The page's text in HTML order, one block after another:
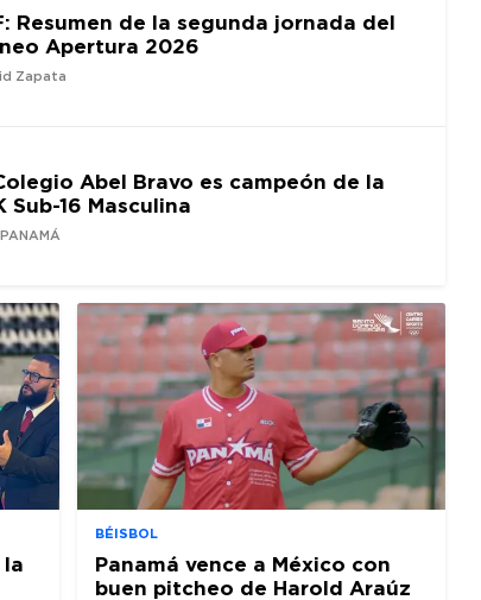
Resumen de la segunda jornada del
Apertura 2026
Zapata
Abel Bravo es campeón de la
Sub-16 Masculina
la
BÉISBOL
Panamá vence a México con
buen pitcheo de Harold Araúz